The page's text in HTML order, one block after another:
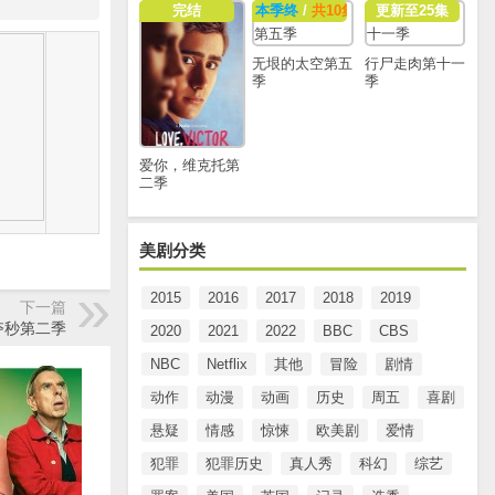
完结
爱你，维克托第
二季
本季终/ 共10集
无垠的太空第五
季
更新至25集
行尸走肉第十一
季
美剧分类
2015 2016 2017 2018
2019
2020
2021 2022 BBC
CBS
NBC
Netflix 其他 冒险
剧情
动作
动漫 动画 历史 周五
喜剧
悬疑
情感 惊悚 欧美剧
爱情
犯罪
犯罪历史 真人秀 科幻
综艺
下一篇
秒第二季